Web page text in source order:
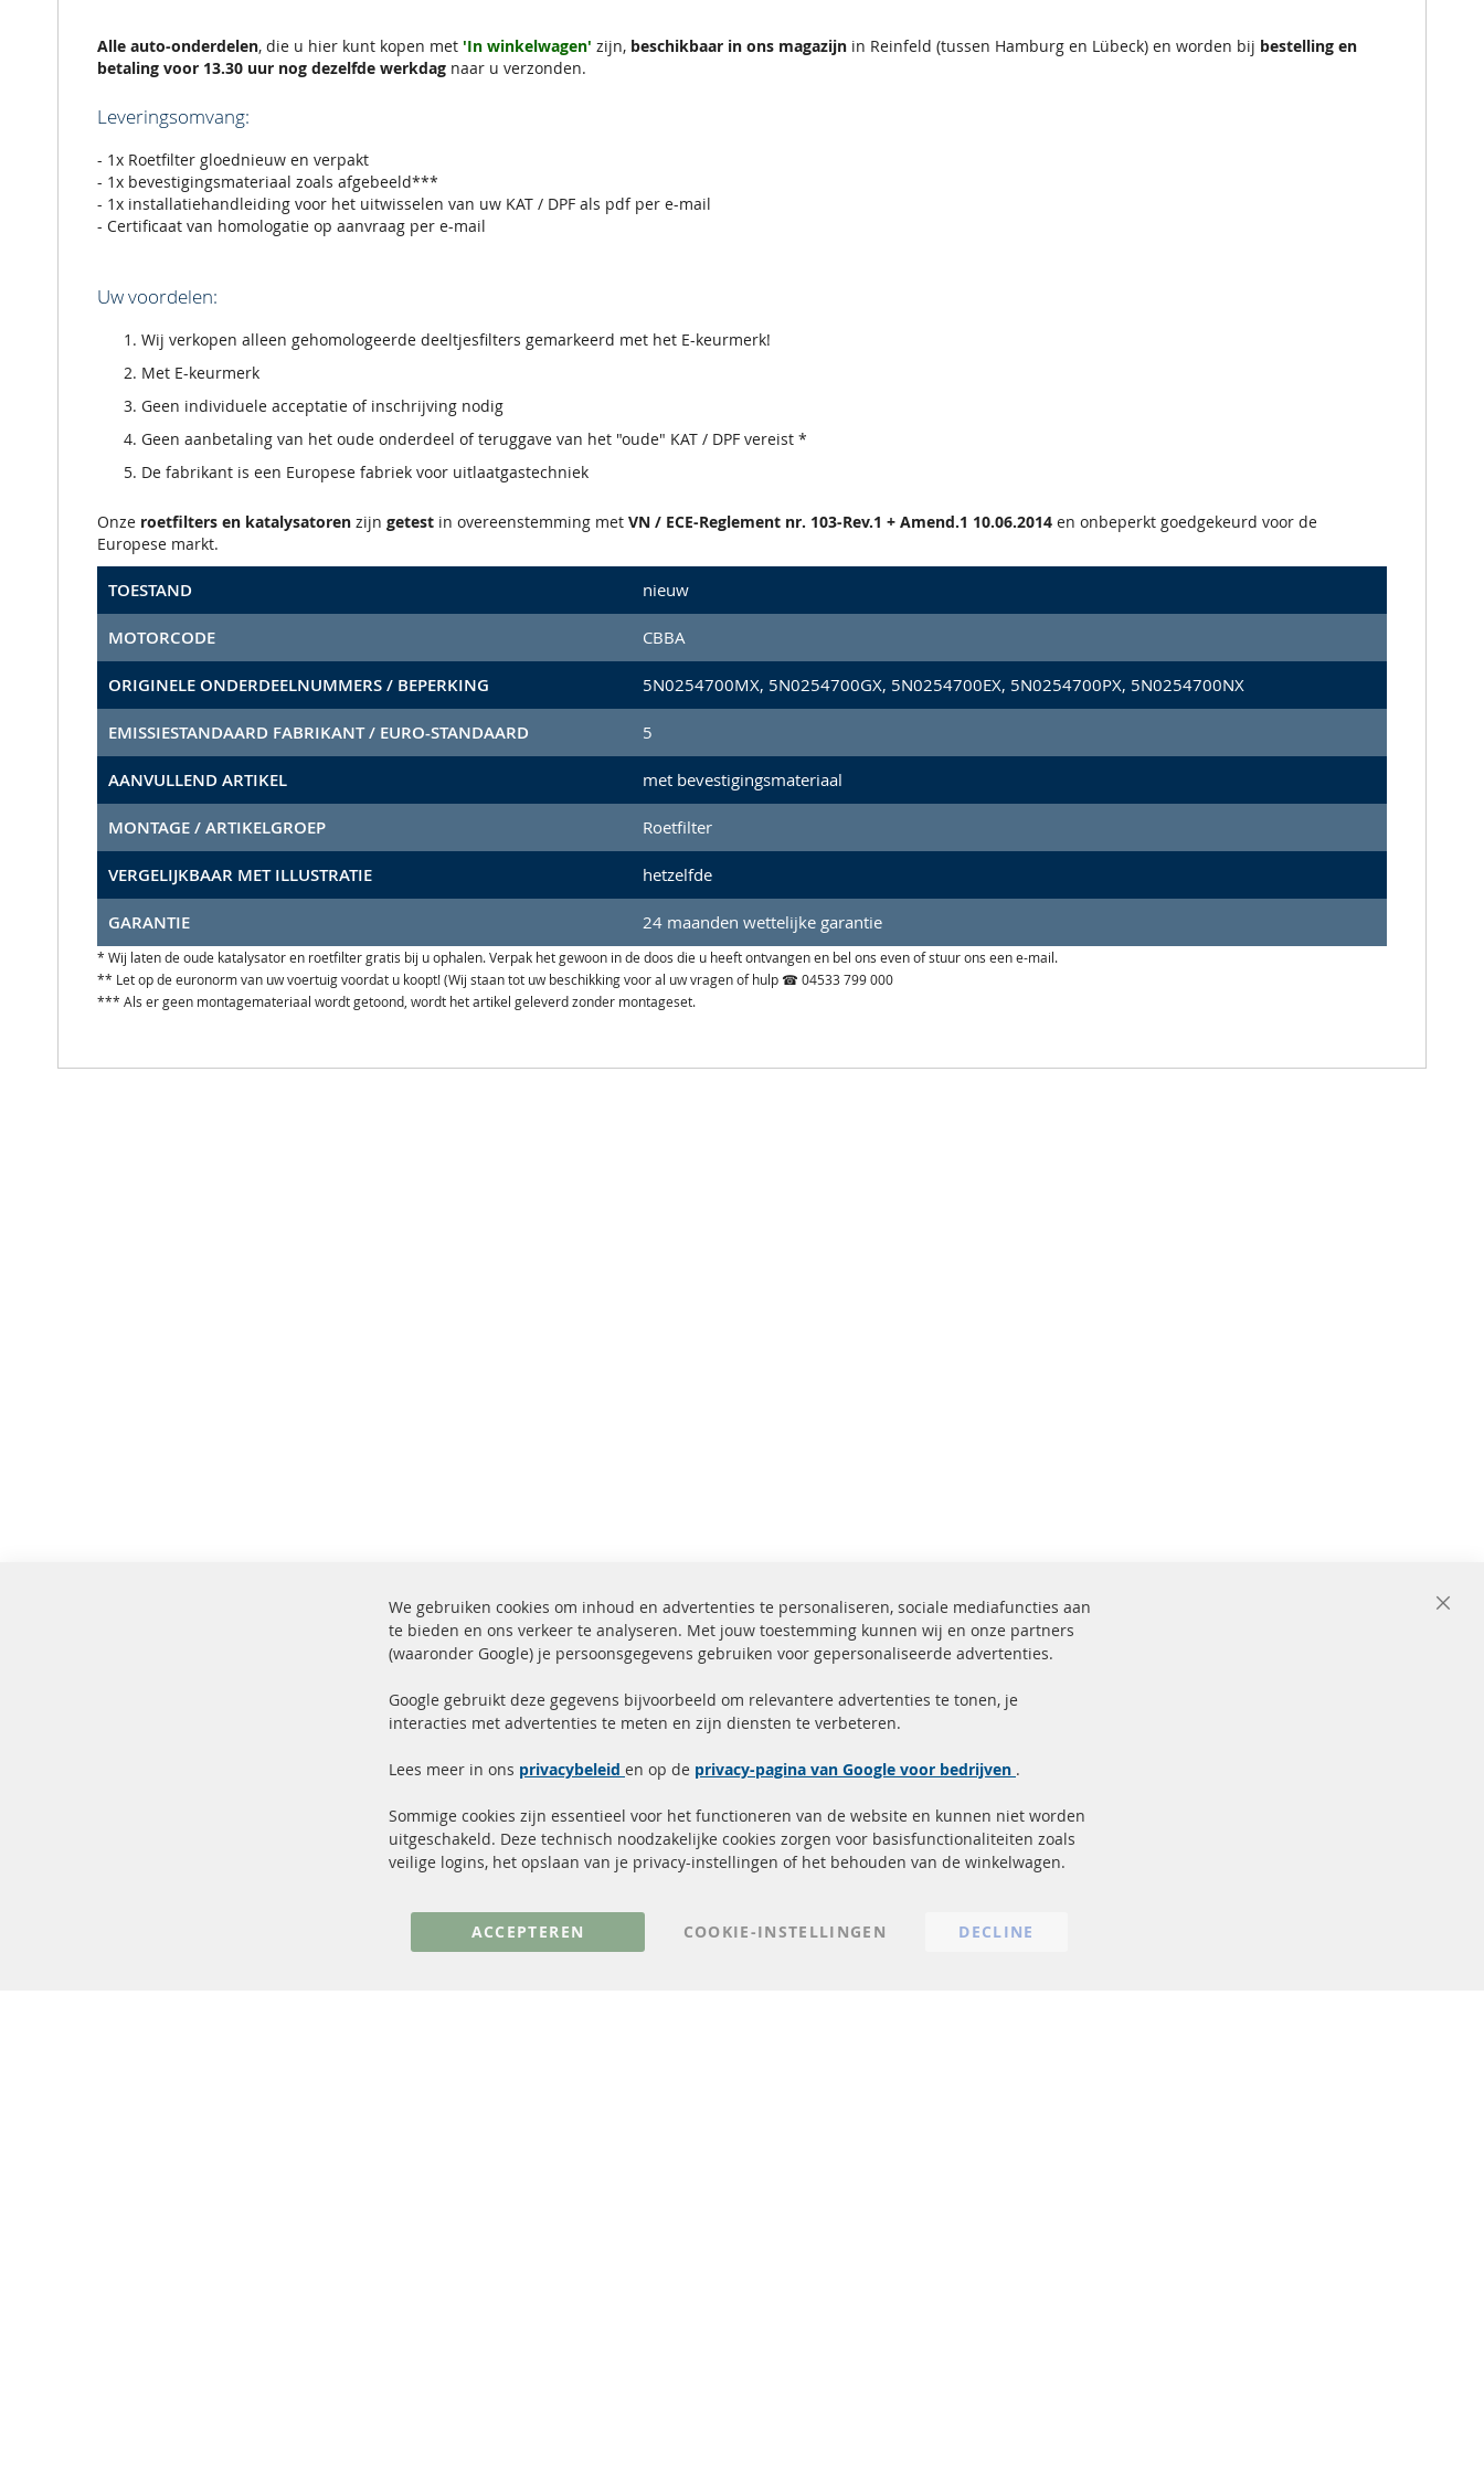
gallerijAlle auto-onderdelen, die u hier kunt kopen met 'In winkelwagen' zijn, beschikbaar in ons magazijn in Reinfeld (tussen Hamburg en Lübeck) en worden bij bestelling en
betaling voor 13.30 uur nog dezelfde werkdag naar u verzonden.
Leveringsomvang:
- 1x Roetfilter gloednieuw en verpakt
- 1x bevestigingsmateriaal zoals afgebeeld***
- 1x installatiehandleiding voor het uitwisselen van uw KAT / DPF als pdf per e-mail
- Certificaat van homologatie op aanvraag per e-mail
Uw voordelen:
Wij verkopen alleen gehomologeerde deeltjesfilters gemarkeerd met het E-keurmerk!
Met E-keurmerk
Geen individuele acceptatie of inschrijving nodig
Geen aanbetaling van het oude onderdeel of teruggave van het "oude" KAT / DPF vereist *
De fabrikant is een Europese fabriek voor uitlaatgastechniek
Onze roetfilters en katalysatoren zijn getest in overeenstemming met VN / ECE-Reglement nr. 103-Rev.1 + Amend.1 10.06.2014 en onbeperkt goedgekeurd voor de
Europese markt.
TOESTAND nieuw
MOTORCODE CBBA
ORIGINELE ONDERDEELNUMMERS / BEPERKING 5N0254700MX, 5N0254700GX, 5N0254700EX, 5N0254700PX, 5N0254700NX
EMISSIESTANDAARD FABRIKANT / EURO-STANDAARD 5
AANVULLEND ARTIKEL met bevestigingsmateriaal
MONTAGE / ARTIKELGROEP Roetfilter
VERGELIJKBAAR MET ILLUSTRATIE hetzelfde
GARANTIE 24 maanden wettelijke garantie
* Wij laten de oude katalysator en roetfilter gratis bij u ophalen. Verpak het gewoon in de doos die u heeft ontvangen en bel ons even of stuur ons een e-mail.
** Let op de euronorm van uw voertuig voordat u koopt! (Wij staan tot uw beschikking voor al uw vragen of hulp ☎ 04533 799 000
*** Als er geen montagemateriaal wordt getoond, wordt het artikel geleverd zonder montageset.
Producten in voorraad
gehomologeerd met e-markering
Snelle links
Roetfilter reiniging
Katalysator (KAT)
FAQ
Kundenservice
Betaalmethoden
Verzendingskosten
AGB
Annuleringsvoorwaarden
Close
We gebruiken cookies om inhoud en advertenties te personaliseren, sociale mediafuncties aan
te bieden en ons verkeer te analyseren. Met jouw toestemming kunnen wij en onze partners
(waaronder Google) je persoonsgegevens gebruiken voor gepersonaliseerde advertenties.
Google gebruikt deze gegevens bijvoorbeeld om relevantere advertenties te tonen, je
interacties met advertenties te meten en zijn diensten te verbeteren.
Lees meer in ons privacybeleid en op de privacy-pagina van Google voor bedrijven .
Sommige cookies zijn essentieel voor het functioneren van de website en kunnen niet worden
uitgeschakeld. Deze technisch noodzakelijke cookies zorgen voor basisfunctionaliteiten zoals
veilige logins, het opslaan van je privacy-instellingen of het behouden van de winkelwagen.
ACCEPTEREN COOKIE-INSTELLINGEN DECLINE